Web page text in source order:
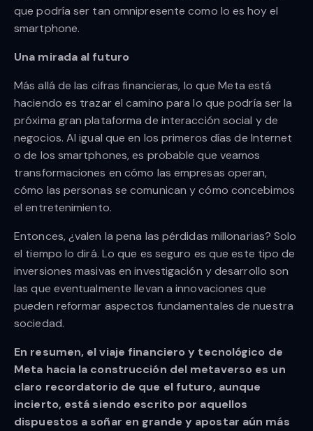
que podría ser tan omnipresente como lo es hoy el
smartphone.
Una mirada al futuro
Más allá de las cifras financieras, lo que Meta está
haciendo es trazar el camino para lo que podría ser la
próxima gran plataforma de interacción social y de
negocios. Al igual que en los primeros días de Internet
o de los smartphones, es probable que veamos
transformaciones en cómo las empresas operan,
cómo las personas se comunican y cómo concebimos
el entretenimiento.
Entonces, ¿valen la pena las pérdidas millonarias? Solo
el tiempo lo dirá. Lo que es seguro es que este tipo de
inversiones masivas en investigación y desarrollo son
las que eventualmente llevan a innovaciones que
pueden reformar aspectos fundamentales de nuestra
sociedad.
En resumen, el viaje financiero y tecnológico de
Meta hacia la construcción del metaverso es un
claro recordatorio de que el futuro, aunque
incierto, está siendo escrito por aquellos
dispuestos a soñar en grande y apostar aún más